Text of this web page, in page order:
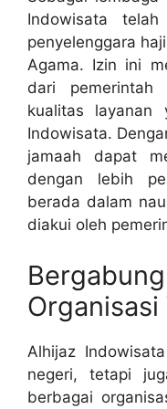
Indowisata
penyelenggara
Agama. Izin ini
dari pemerintah
kualitas layanan
Indowisata.
jamaah dapat
dengan lebih
berada dalam
diakui oleh
Organisasi
Alhijaz
negeri, tetapi
berbagai